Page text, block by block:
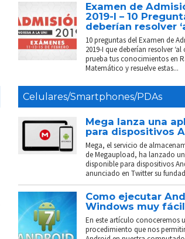
Examen de
2019-I – 10
deberían resolver
10 preguntas del Examen de
2019-I que deberían resolver ‘al
prueba tus conocimientos en
Matemático y resuelve estas...
Celulares/Smartphones/PDAs
Mega lanza una
para dispositivos
Mega, el servicio de
de Megaupload, ha lanzado
disponible para dispositivos
anunciado en Twitter su
Como ejecutar
Windows muy
En este artículo conoceremos
procedimiento que nos